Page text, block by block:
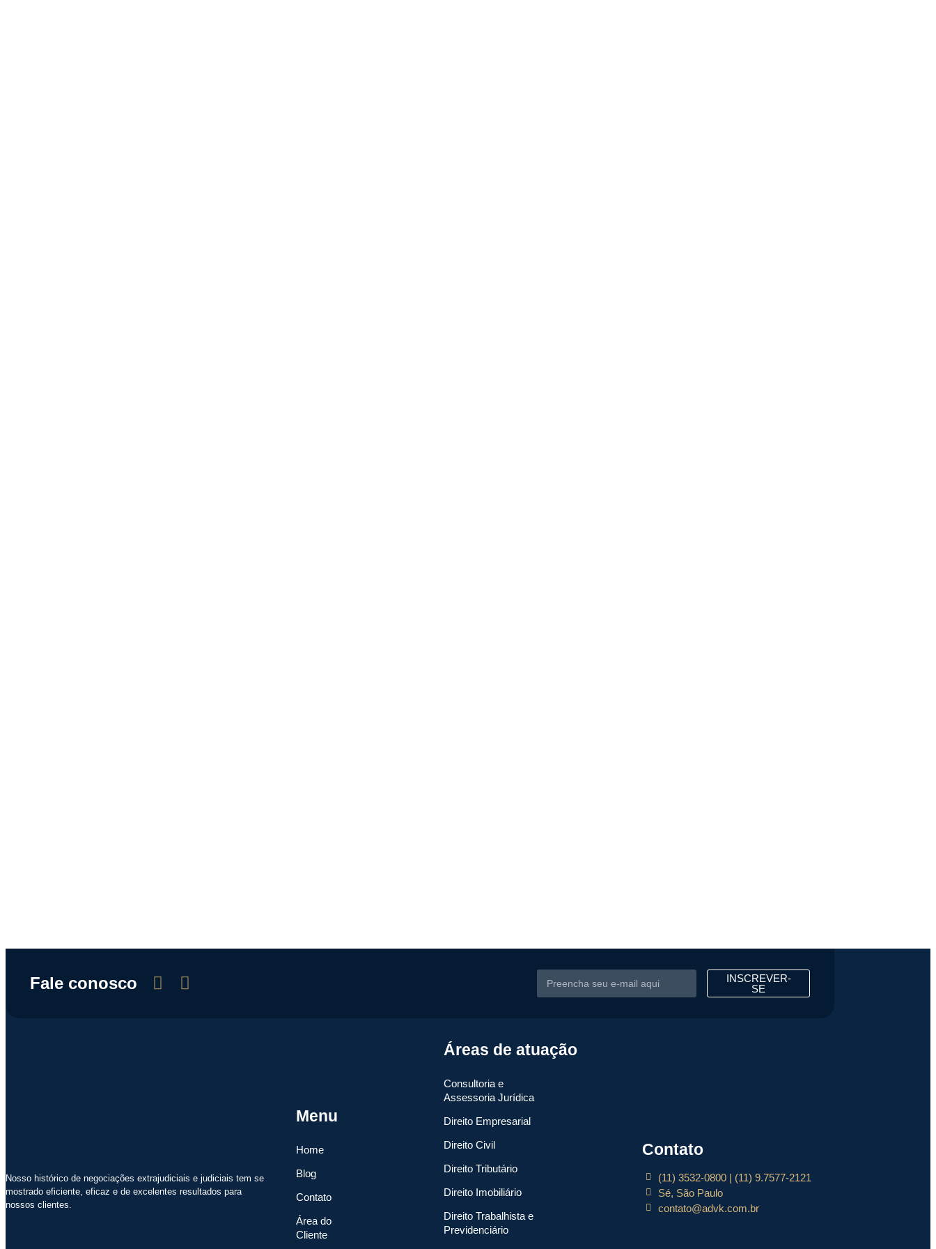
Fale conosco
INSCREVER-
SE
Nosso histórico de negociações extrajudiciais e judiciais tem se
mostrado eficiente, eficaz e de excelentes resultados para
nossos clientes.
Menu
Home
Blog
Contato
Área do
Cliente
Áreas de atuação
Consultoria e
Assessoria Jurídica
Direito Empresarial
Direito Civil
Direito Tributário
Direito Imobiliário
Direito Trabalhista e
Previdenciário
Contato
(11) 3532-0800 | (11) 9.7577-2121
Sé, São Paulo
contato@advk.com.br